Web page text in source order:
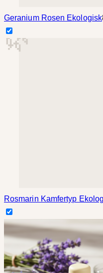
Geranium Rosen Ekologisk
Rosmarin Kamfertyp